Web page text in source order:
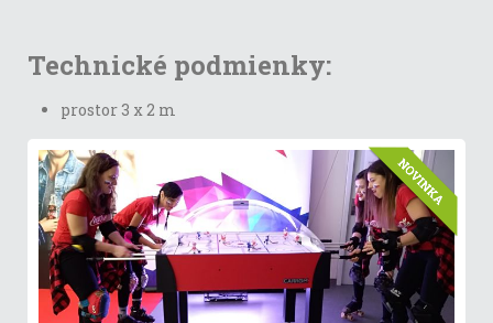
Technické podmienky:
prostor 3 x 2 m